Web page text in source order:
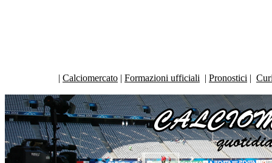
| Calciomercato | Formazioni ufficiali | Pronostici |